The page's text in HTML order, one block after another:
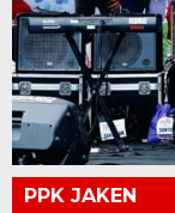
PPK JAKEN